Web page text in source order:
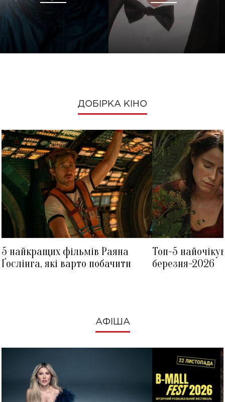
ДОБІРКА КІНО
5 найкращих фільмів Раяна
Ґослінга, які варто побачити
Топ-5
березня-2026
АФІША